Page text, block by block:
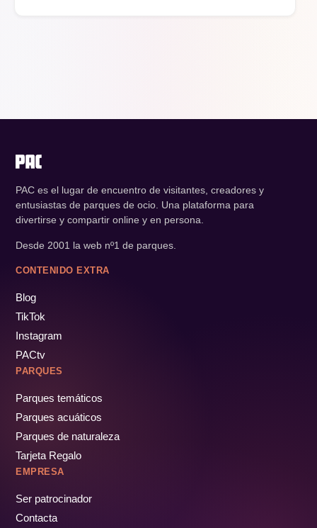
PAC es el lugar de encuentro de visitantes, creadores y
entusiastas de parques de ocio. Una plataforma para
divertirse y compartir online y en persona.
Desde 2001 la web nº1 de parques.
CONTENIDO EXTRA
Blog
TikTok
Instagram
PACtv
PARQUES
Parques temáticos
Parques acuáticos
Parques de naturaleza
Tarjeta Regalo
EMPRESA
Ser patrocinador
Contacta